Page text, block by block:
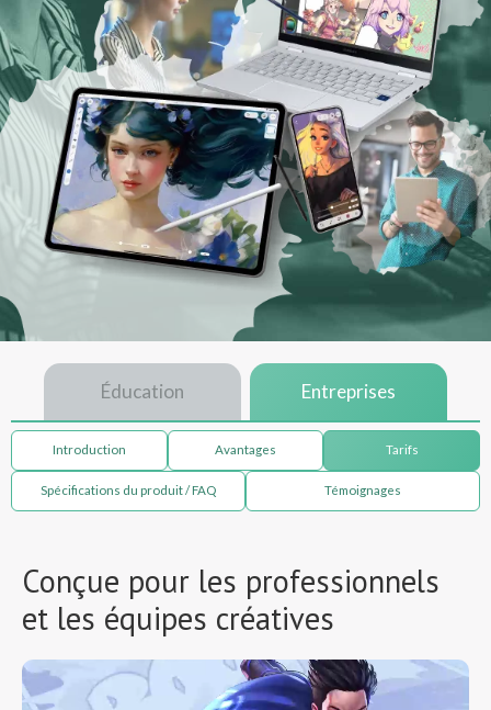
Éducation Entreprises
Introduction Avantages Tarifs
Spécifications du produit / FAQ Témoignages
Conçue pour les professionnels
et les équipes créatives